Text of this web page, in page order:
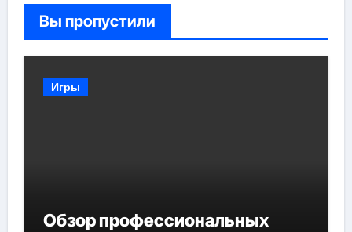
Вы пропустили
Игры
Обзор профессиональных